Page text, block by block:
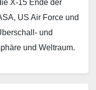
X-15 Ende der
US Air Force und
und
und Weltraum.